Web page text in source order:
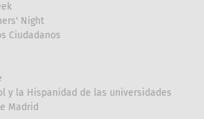
Night
Ciudadanos
y la Hispanidad de las universidades
Madrid